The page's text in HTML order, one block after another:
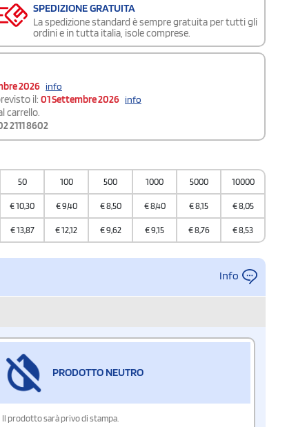
SPEDIZIONE GRATUITA
La spedizione standard è sempre gratuita per tutti gli
ordini e in tutta italia, isole comprese.
2026 info
il: 01 Settembre 2026 info
carrello.
2111 8602
50 100 500 1000 5000 10000
€10,30 €9,40 €8,50 €8,40 €8,15 €8,05
€13,87 €12,12 €9,62 €9,15 €8,76 €8,53
Info
PRODOTTO NEUTRO
Il prodotto sarà privo di stampa.